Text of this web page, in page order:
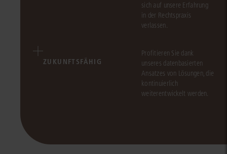
sich auf unsere Erfahrung
in der Rechtspraxis
verlassen.
ZUKUNFTSFÄHIG
Profitieren Sie dank
unseres datenbasierten
Ansatzes von Lösungen, die
kontinuierlich
weiterentwickelt werden.